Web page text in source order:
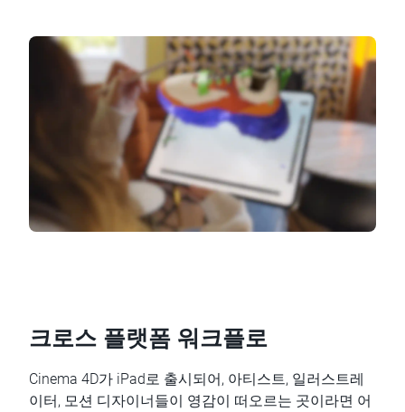
크로스 플랫폼 워크플로
Cinema 4D가 iPad로 출시되어, 아티스트, 일러스트레
이터, 모션 디자이너들이 영감이 떠오르는 곳이라면 어